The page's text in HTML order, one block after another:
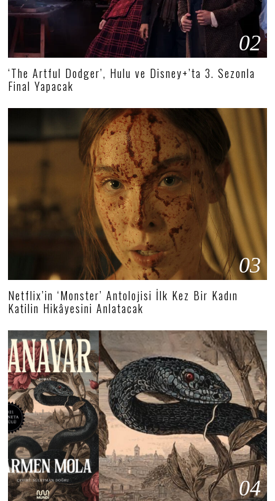
02
‘The Artful Dodger’, Hulu ve Disney+’ta 3. Sezonla
Final Yapacak
03
Netflix’in ‘Monster’ Antolojisi İlk Kez Bir Kadın
Katilin Hikâyesini Anlatacak
04